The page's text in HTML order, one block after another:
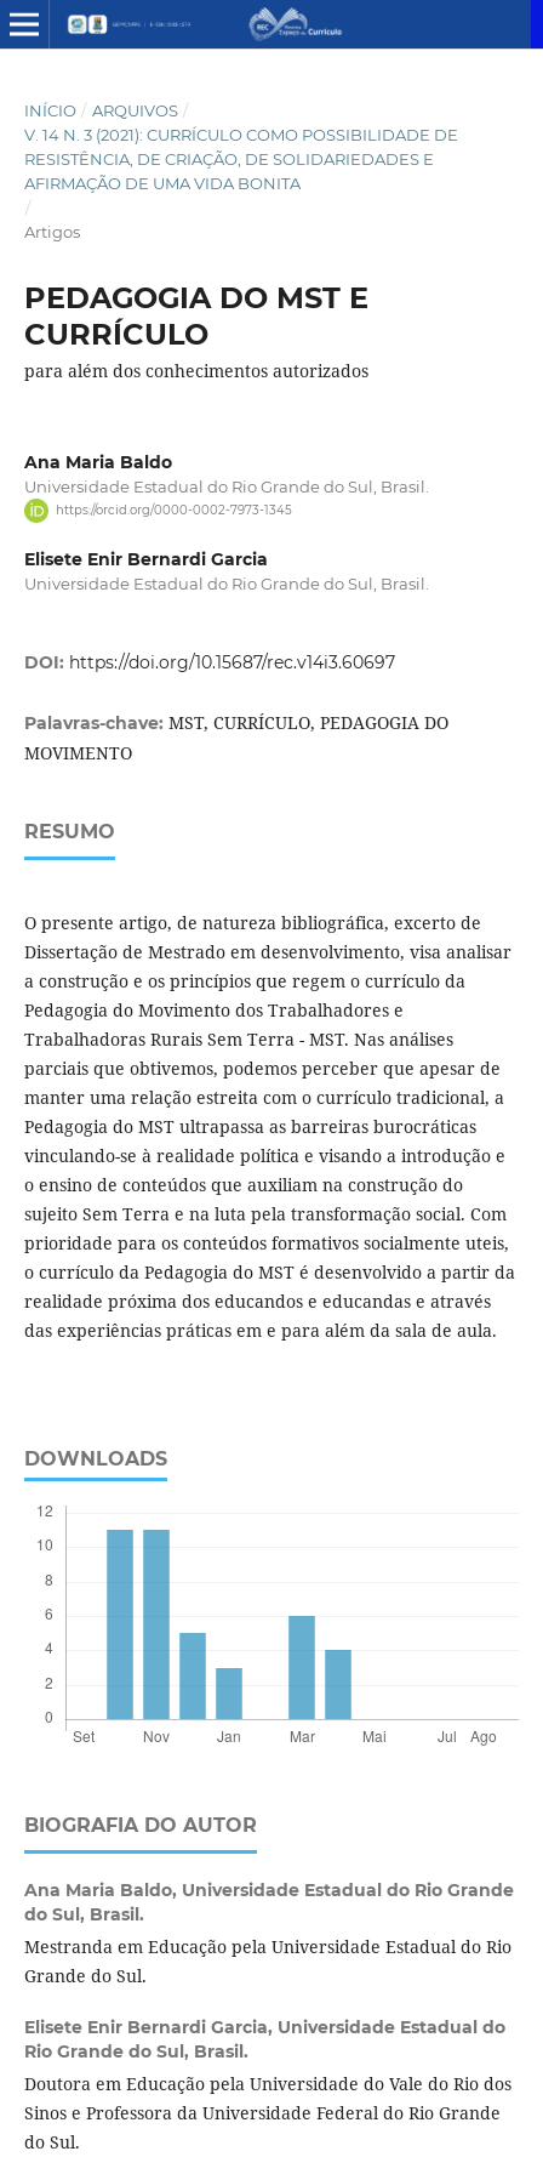
INÍCIO / ARQUIVOS /
V. 14 N. 3 (2021): CURRÍCULO COMO POSSIBILIDADE DE
RESISTÊNCIA, DE CRIAÇÃO, DE SOLIDARIEDADES E
AFIRMAÇÃO DE UMA VIDA BONITA
/
Artigos
PEDAGOGIA DO MST E
CURRÍCULO
para além dos conhecimentos autorizados
Ana Maria Baldo
Universidade Estadual do Rio Grande do Sul, Brasil.
https://orcid.org/0000-0002-7973-1345
Elisete Enir Bernardi Garcia
Universidade Estadual do Rio Grande do Sul, Brasil.
DOI: https://doi.org/10.15687/rec.v14i3.60697
Palavras-chave: MST, CURRÍCULO, PEDAGOGIA DO
MOVIMENTO
RESUMO
O presente artigo, de natureza bibliográfica, excerto de
Dissertação de Mestrado em desenvolvimento, visa analisar
a construção e os princípios que regem o currículo da
Pedagogia do Movimento dos Trabalhadores e
Trabalhadoras Rurais Sem Terra - MST. Nas análises
parciais que obtivemos, podemos perceber que apesar de
manter uma relação estreita com o currículo tradicional, a
Pedagogia do MST ultrapassa as barreiras burocráticas
vinculando-se à realidade política e visando a introdução e
o ensino de conteúdos que auxiliam na construção do
sujeito Sem Terra e na luta pela transformação social. Com
prioridade para os conteúdos formativos socialmente uteis,
o currículo da Pedagogia do MST é desenvolvido a partir da
realidade próxima dos educandos e educandas e através
das experiências práticas em e para além da sala de aula.
DOWNLOADS
BIOGRAFIA DO AUTOR
Ana Maria Baldo, Universidade Estadual do Rio Grande
do Sul, Brasil.
Mestranda em Educação pela Universidade Estadual do Rio
Grande do Sul.
Elisete Enir Bernardi Garcia, Universidade Estadual do
Rio Grande do Sul, Brasil.
Doutora em Educação pela Universidade do Vale do Rio dos
Sinos e Professora da Universidade Federal do Rio Grande
do Sul.